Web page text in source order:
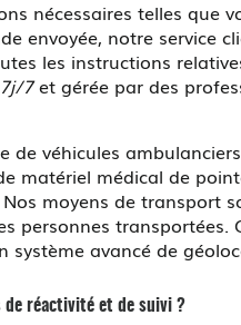
nécessaires telles que
envoyée, notre service
les instructions
7et gérée par des
de véhicules
matériel médical de
moyens de transport
transportées.
système avancé de
de réactivité et de suivi ?